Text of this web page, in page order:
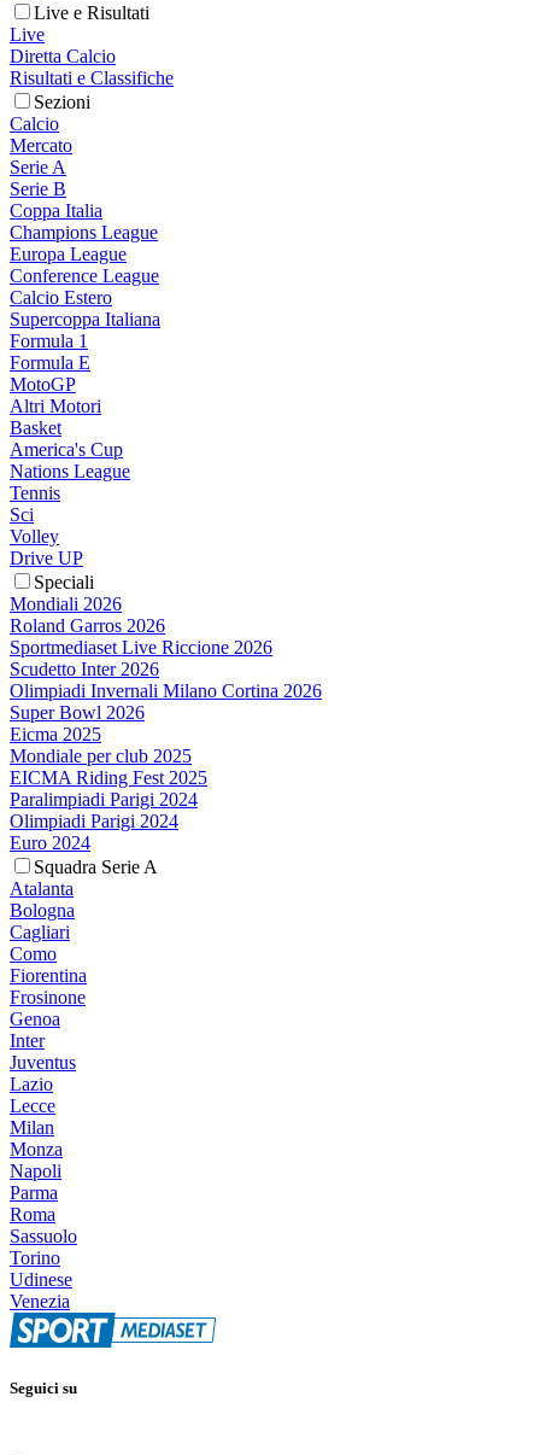
Live e Risultati
Live
Diretta Calcio
Risultati e Classifiche
Sezioni
Calcio
Mercato
Serie A
Serie B
Coppa Italia
Champions League
Europa League
Conference League
Calcio Estero
Supercoppa Italiana
Formula 1
Formula E
MotoGP
Altri Motori
Basket
America's Cup
Nations League
Tennis
Sci
Volley
Drive UP
Speciali
Mondiali 2026
Roland Garros 2026
Sportmediaset Live Riccione 2026
Scudetto Inter 2026
Olimpiadi Invernali Milano Cortina 2026
Super Bowl 2026
Eicma 2025
Mondiale per club 2025
EICMA Riding Fest 2025
Paralimpiadi Parigi 2024
Olimpiadi Parigi 2024
Euro 2024
Squadra Serie A
Atalanta
Bologna
Cagliari
Como
Fiorentina
Frosinone
Genoa
Inter
Juventus
Lazio
Lecce
Milan
Monza
Napoli
Parma
Roma
Sassuolo
Torino
Udinese
Venezia
Seguici su